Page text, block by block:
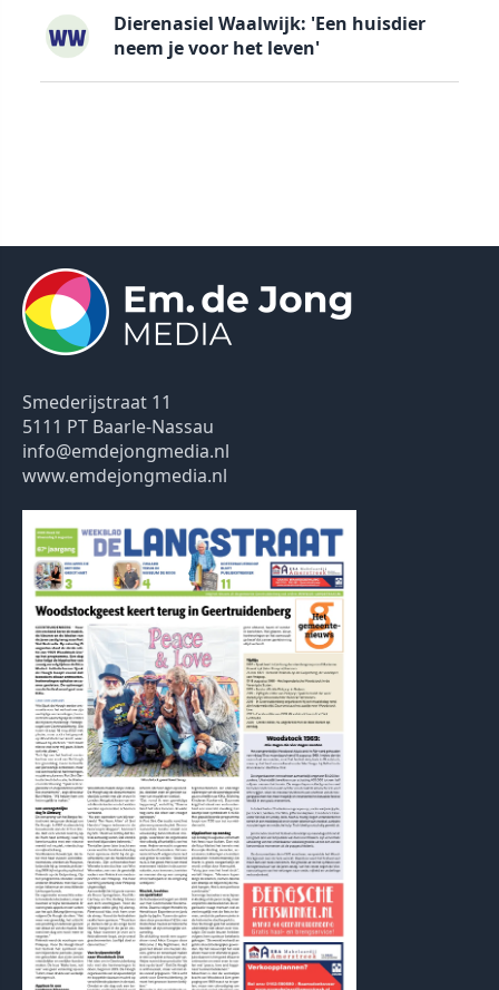
Dierenasiel Waalwijk: 'Een huisdier
neem je voor het leven'
Smederijstraat 11
5111 PT Baarle-Nassau
info@emdejongmedia.nl
www.emdejongmedia.nl